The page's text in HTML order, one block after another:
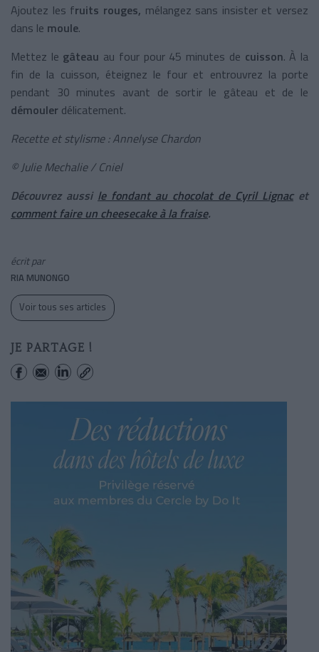
Ajoutez les fruits rouges, mélangez sans insister et versez
dans le moule.
Mettez le gâteau au four pour 45 minutes de cuisson. À la
fin de la cuisson, éteignez le four et entrouvrez la porte
pendant 30 minutes avant de sortir le gâteau et de le
démouler délicatement.
Recette et stylisme : Annelyse Chardon
© Julie Mechalie / Cniel
Découvrez aussi le fondant au chocolat de Cyril Lignacet
comment faire un cheesecake à la fraise.
écrit par
RIA MUNONGO
Voir tous ses articles
JE PARTAGE !